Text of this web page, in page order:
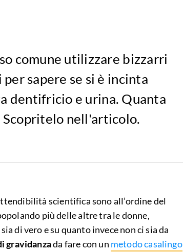
comune utilizzare bizzarri
sapere se si è incinta
dentifricio e urina. Quanta
nell'articolo.
scientifica sono all’ordine del
più delle altre tra le donne,
di vero e su quanto invece non ci sia da
gravidanzada fare con un metodo casalingo